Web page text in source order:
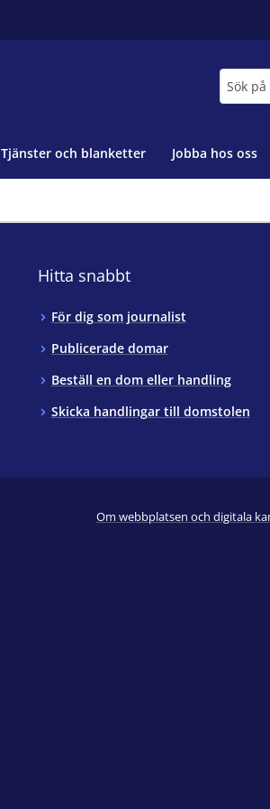
Tjänster och blanketter Jobba hos oss
Hitta snabbt
För dig som journalist
Publicerade domar
Beställ en dom eller handling
Skicka handlingar till domstolen
Om webbplatsen och digitala